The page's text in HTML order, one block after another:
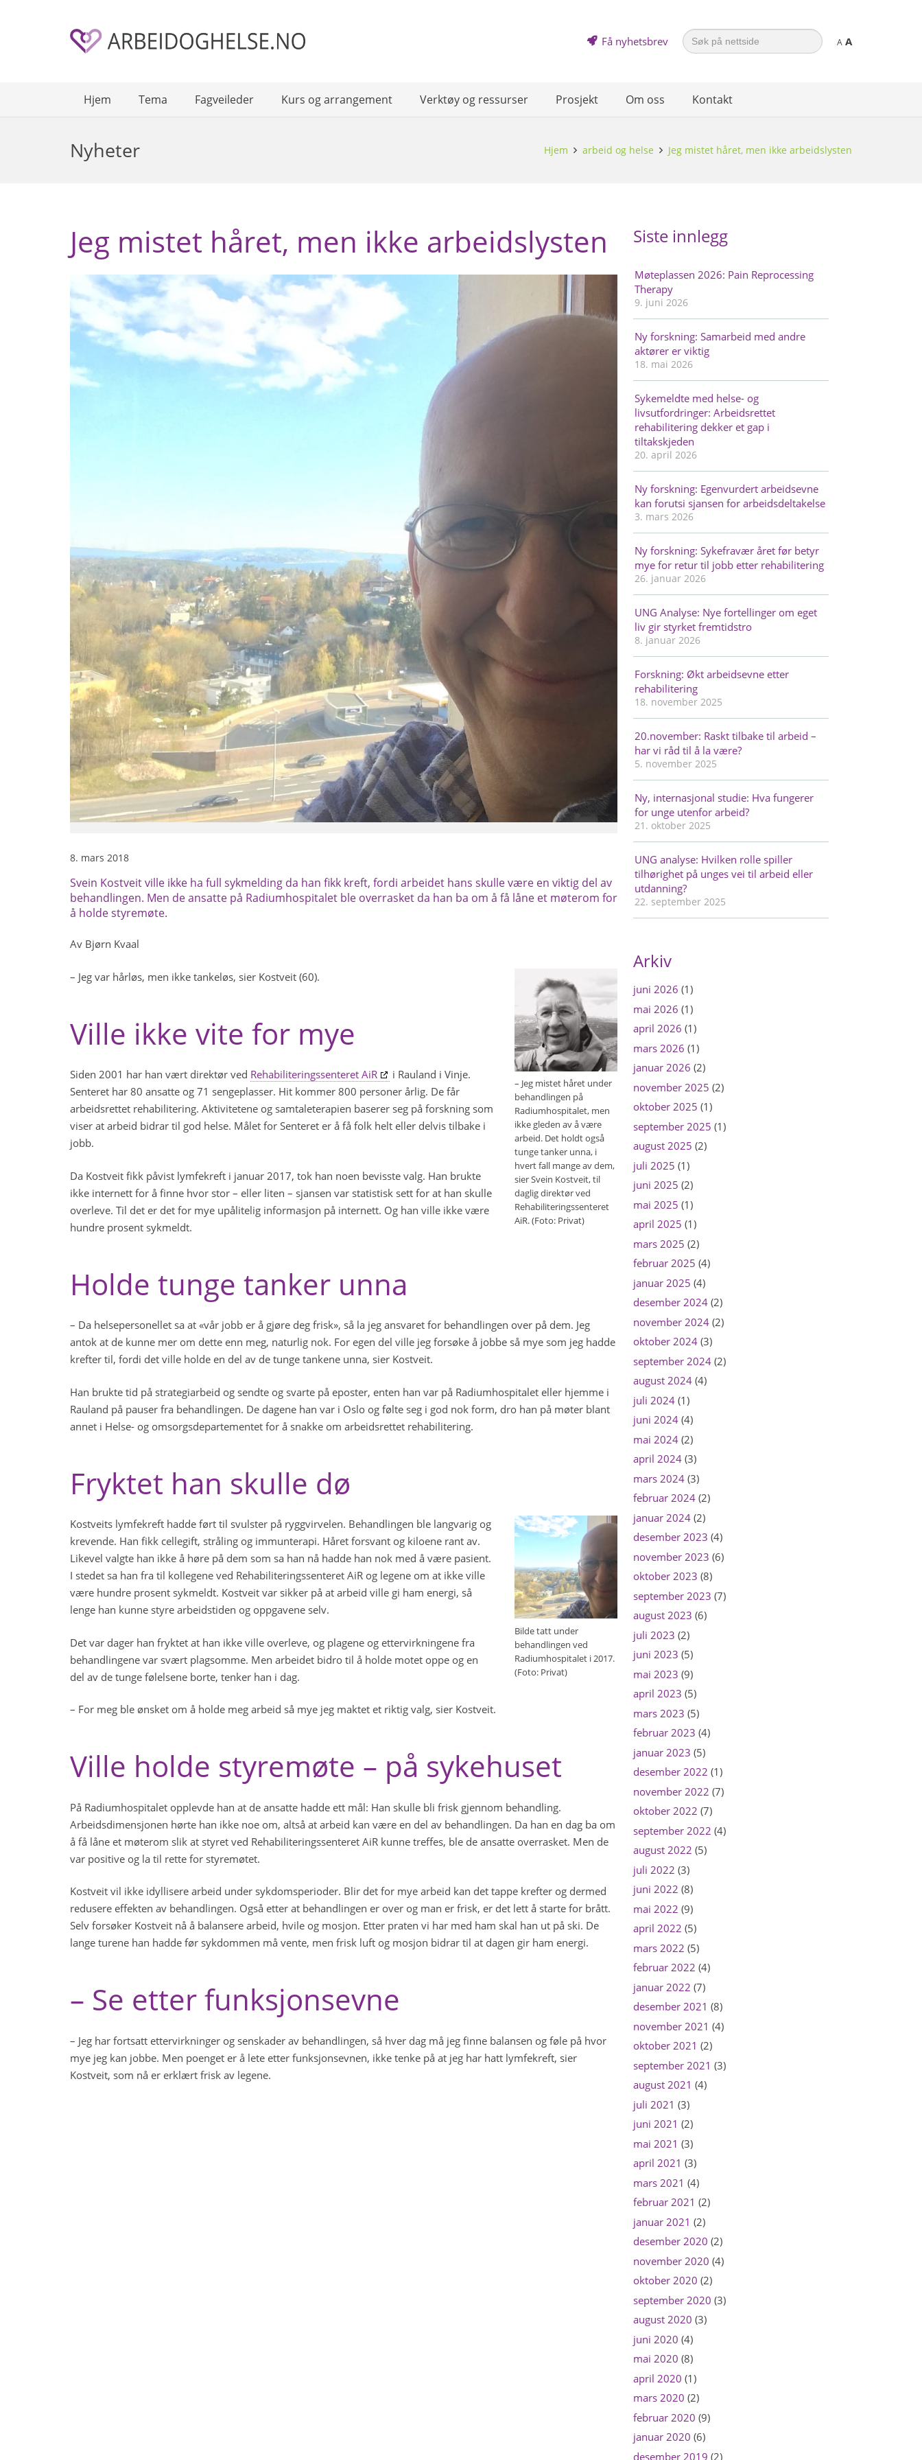
Få nyhetsbrev
Search
for: A A
Hjem Tema Fagveileder Kurs og arrangement Verktøy og ressurser Prosjekt Om oss Kontakt
Nyheter Hjem arbeid og helse Jeg mistet håret, men ikke arbeidslysten
Jeg mistet håret, men ikke arbeidslysten
8. mars 2018
Svein Kostveit ville ikke ha full sykmelding da han fikk kreft, fordi arbeidet hans skulle være en viktig del av
behandlingen. Men de ansatte på Radiumhospitalet ble overrasket da han ba om å få låne et møterom for
å holde styremøte.
Av Bjørn Kvaal
– Jeg mistet håret under
behandlingen på
Radiumhospitalet, men
ikke gleden av å være
arbeid. Det holdt også
tunge tanker unna, i
hvert fall mange av dem,
sier Svein Kostveit, til
daglig direktør ved
Rehabiliteringssenteret
AiR. (Foto: Privat)
– Jeg var hårløs, men ikke tankeløs, sier Kostveit (60).
Ville ikke vite for mye
Siden 2001 har han vært direktør ved Rehabiliteringssenteret AiR
i Rauland i Vinje.
Senteret har 80 ansatte og 71 sengeplasser. Hit kommer 800 personer årlig. De får
arbeidsrettet rehabilitering. Aktivitetene og samtaleterapien baserer seg på forskning som
viser at arbeid bidrar til god helse. Målet for Senteret er å få folk helt eller delvis tilbake i
jobb.
Da Kostveit fikk påvist lymfekreft i januar 2017, tok han noen bevisste valg. Han brukte
ikke internett for å finne hvor stor – eller liten – sjansen var statistisk sett for at han skulle
overleve. Til det er det for mye upålitelig informasjon på internett. Og han ville ikke være
hundre prosent sykmeldt.
Holde tunge tanker unna
– Da helsepersonellet sa at «vår jobb er å gjøre deg frisk», så la jeg ansvaret for behandlingen over på dem. Jeg
antok at de kunne mer om dette enn meg, naturlig nok. For egen del ville jeg forsøke å jobbe så mye som jeg hadde
krefter til, fordi det ville holde en del av de tunge tankene unna, sier Kostveit.
Han brukte tid på strategiarbeid og sendte og svarte på eposter, enten han var på Radiumhospitalet eller hjemme i
Rauland på pauser fra behandlingen. De dagene han var i Oslo og følte seg i god nok form, dro han på møter blant
annet i Helse- og omsorgsdepartementet for å snakke om arbeidsrettet rehabilitering.
Fryktet han skulle dø
Bilde tatt under
behandlingen ved
Radiumhospitalet i 2017.
(Foto: Privat)
Kostveits lymfekreft hadde ført til svulster på ryggvirvelen. Behandlingen ble langvarig og
krevende. Han fikk cellegift, stråling og immunterapi. Håret forsvant og kiloene rant av.
Likevel valgte han ikke å høre på dem som sa han nå hadde han nok med å være pasient.
I stedet sa han fra til kollegene ved Rehabiliteringssenteret AiR og legene om at ikke ville
være hundre prosent sykmeldt. Kostveit var sikker på at arbeid ville gi ham energi, så
lenge han kunne styre arbeidstiden og oppgavene selv.
Det var dager han fryktet at han ikke ville overleve, og plagene og ettervirkningene fra
behandlingene var svært plagsomme. Men arbeidet bidro til å holde motet oppe og en
del av de tunge følelsene borte, tenker han i dag.
– For meg ble ønsket om å holde meg arbeid så mye jeg maktet et riktig valg, sier Kostveit.
Ville holde styremøte – på sykehuset
På Radiumhospitalet opplevde han at de ansatte hadde ett mål: Han skulle bli frisk gjennom behandling.
Arbeidsdimensjonen hørte han ikke noe om, altså at arbeid kan være en del av behandlingen. Da han en dag ba om
å få låne et møterom slik at styret ved Rehabiliteringssenteret AiR kunne treffes, ble de ansatte overrasket. Men de
var positive og la til rette for styremøtet.
Kostveit vil ikke idyllisere arbeid under sykdomsperioder. Blir det for mye arbeid kan det tappe krefter og dermed
redusere effekten av behandlingen. Også etter at behandlingen er over og man er frisk, er det lett å starte for brått.
Selv forsøker Kostveit nå å balansere arbeid, hvile og mosjon. Etter praten vi har med ham skal han ut på ski. De
lange turene han hadde før sykdommen må vente, men frisk luft og mosjon bidrar til at dagen gir ham energi.
– Se etter funksjonsevne
– Jeg har fortsatt ettervirkninger og senskader av behandlingen, så hver dag må jeg finne balansen og føle på hvor
mye jeg kan jobbe. Men poenget er å lete etter funksjonsevnen, ikke tenke på at jeg har hatt lymfekreft, sier
Kostveit, som nå er erklært frisk av legene.
Siste innlegg
Møteplassen 2026: Pain Reprocessing
Therapy
9. juni 2026
Ny forskning: Samarbeid med andre
aktører er viktig
18. mai 2026
Sykemeldte med helse- og
livsutfordringer: Arbeidsrettet
rehabilitering dekker et gap i
tiltakskjeden
20. april 2026
Ny forskning: Egenvurdert arbeidsevne
kan forutsi sjansen for arbeidsdeltakelse
3. mars 2026
Ny forskning: Sykefravær året før betyr
mye for retur til jobb etter rehabilitering
26. januar 2026
UNG Analyse: Nye fortellinger om eget
liv gir styrket fremtidstro
8. januar 2026
Forskning: Økt arbeidsevne etter
rehabilitering
18. november 2025
20.november: Raskt tilbake til arbeid –
har vi råd til å la være?
5. november 2025
Ny, internasjonal studie: Hva fungerer
for unge utenfor arbeid?
21. oktober 2025
UNG analyse: Hvilken rolle spiller
tilhørighet på unges vei til arbeid eller
utdanning?
22. september 2025
Arkiv
juni 2026 (1)
mai 2026 (1)
april 2026 (1)
mars 2026 (1)
januar 2026 (2)
november 2025 (2)
oktober 2025 (1)
september 2025 (1)
august 2025 (2)
juli 2025 (1)
juni 2025 (2)
mai 2025 (1)
april 2025 (1)
mars 2025 (2)
februar 2025 (4)
januar 2025 (4)
desember 2024(2)
november 2024(2)
oktober 2024(3)
september 2024(2)
august 2024(4)
juli 2024(1)
juni 2024(4)
mai 2024(2)
april 2024(3)
mars 2024(3)
februar 2024(2)
januar 2024(2)
desember 2023 (4)
november 2023 (6)
oktober 2023 (8)
september 2023 (7)
august 2023 (6)
juli 2023 (2)
juni 2023 (5)
mai 2023 (9)
april 2023 (5)
mars 2023 (5)
februar 2023 (4)
januar 2023 (5)
desember 2022 (1)
november 2022 (7)
oktober 2022 (7)
september 2022 (4)
august 2022 (5)
juli 2022 (3)
juni 2022 (8)
mai 2022 (9)
april 2022 (5)
mars 2022 (5)
februar 2022 (4)
januar 2022 (7)
desember 2021 (8)
november 2021 (4)
oktober 2021 (2)
september 2021 (3)
august 2021 (4)
juli 2021 (3)
juni 2021 (2)
mai 2021 (3)
april 2021 (3)
mars 2021 (4)
februar 2021 (2)
januar 2021 (2)
desember 2020 (2)
november 2020 (4)
oktober 2020 (2)
september 2020 (3)
august 2020 (3)
juni 2020 (4)
mai 2020 (8)
april 2020 (1)
mars 2020 (2)
februar 2020 (9)
januar 2020 (6)
desember 2019 (2)